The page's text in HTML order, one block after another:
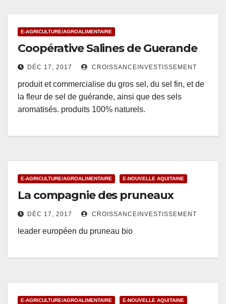
E-AGRICULTURE/AGROALIMENTAIRE
Coopérative Salines de Guerande
DÉC 17, 2017 CROISSANCEINVESTISSEMENT
produit et commercialise du gros sel, du sel fin, et de
la fleur de sel de guérande, ainsi que des sels
aromatisés. produits 100% naturels.
E-AGRICULTURE/AGROALIMENTAIRE E-NOUVELLE AQUITAINE
La compagnie des pruneaux
DÉC 17, 2017 CROISSANCEINVESTISSEMENT
leader européen du pruneau bio
E-AGRICULTURE/AGROALIMENTAIRE E-NOUVELLE AQUITAINE